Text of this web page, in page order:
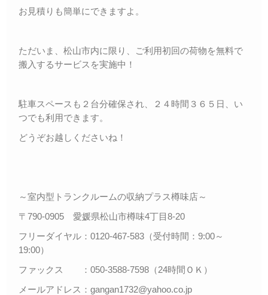
お見積りも簡単にできますよ。
ただいま、松山市内に限り、ご利用初回の荷物を無料で
搬入するサービスを実施中！
駐車スペースも２台分確保され、２４時間３６５日、い
つでも利用できます。
どうぞお越しくださいね！
～室内型トランクルームの収納プラス樽味店～
〒790-0905 愛媛県松山市樽味4丁目8-20
フリーダイヤル：0120-467-583（受付時間：9:00～
19:00）
ファックス ：050-3588-7598（24時間ＯＫ）
メールアドレス：gangan1732@yahoo.co.jp